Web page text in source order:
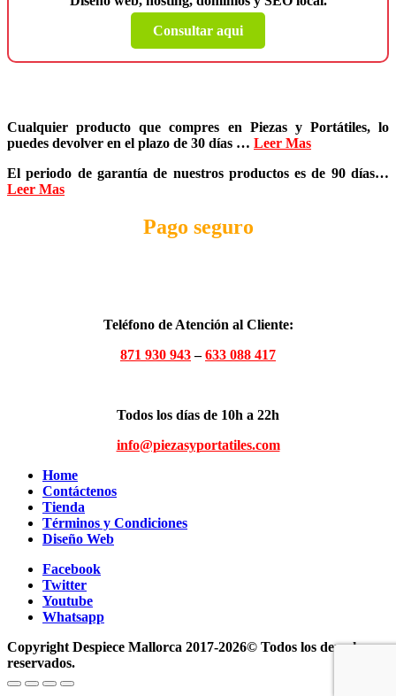
Consultar aqui
Cualquier producto que compres en Piezas y Portátiles, lo
puedes devolver en el plazo de 30 días … Leer Mas
El periodo de garantía de nuestros productos es de 90 días…
Leer Mas
Pago seguro
Teléfono de Atención al Cliente:
871 930 943–633 088 417
Todos los días de 10h a 22h
info@piezasyportatiles.com
Home
Contáctenos
Tienda
Términos y Condiciones
Diseño Web
Facebook
Twitter
Youtube
Whatsapp
Copyright Despiece Mallorca 2017-2026© Todos los derechos
reservados.